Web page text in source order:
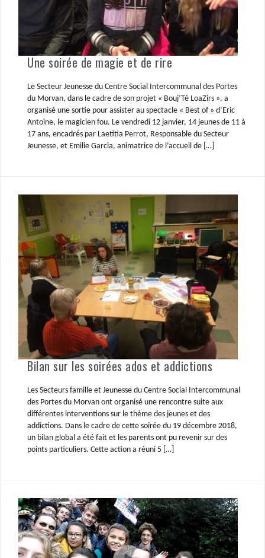
Une soirée de magie et de rire
Le Secteur Jeunesse du Centre Social Intercommunal des Portes
du Morvan, dans le cadre de son projet « Bouj’Té LoaZirs », a
organisé une sortie pour assister au spectacle « Best of » d’Eric
Antoine, le magicien fou. Le vendredi 12 janvier, 14 jeunes de 11 à
17 ans, encadrés par Laetitia Perrot, Responsable du Secteur
Jeunesse, et Emilie Garcia, animatrice de l’accueil de […]
Bilan sur les soirées ados et addictions
Les Secteurs famille et Jeunesse du Centre Social Intercommunal
des Portes du Morvan ont organisé une rencontre suite aux
différentes interventions sur le thème des jeunes et des
addictions. Dans le cadre de cette soirée du 19 décembre 2018,
un bilan global a été fait et les parents ont pu revenir sur des
points particuliers. Cette action a réuni 5 […]